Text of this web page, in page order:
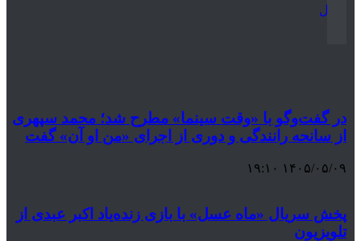
ایمیل
در گفت‌وگو با «وقت سینما» مطرح شد؛ محمد سپهری
از سانحه رانندگی و دوری از اجرای «من او آن» گفت
۱۴۰۵/۰۵/۰۹ ۱۹:۱۰
پخش سریال «ماه عسل» با بازی زنده‌یاد اکبر عبدی از
تلویزیون